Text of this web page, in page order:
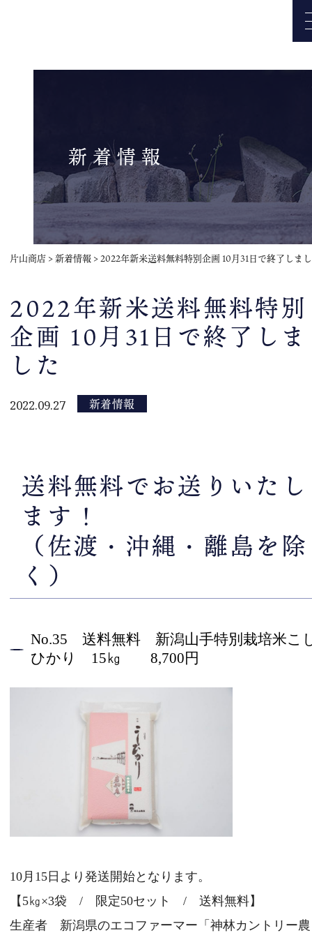
新着情報
スタッフブログ
新着情報
片山商店 >新着情報 >2022年新米送料無料特別企画 10月31日で終了しま
2022年新米送料無料特別
企画 10月31日で終了しま
した
2022.09.27 新着情報
送料無料でお送りいたし
ます！
（佐渡・沖縄・離島を除
く）
No.35 送料無料 新潟山手特別栽培米こ
ひかり 15㎏ 8,700円
10月15日より発送開始となります。
【5㎏×3袋 / 限定50セット / 送料無料】
生産者 新潟県のエコファーマー「神林カントリー農